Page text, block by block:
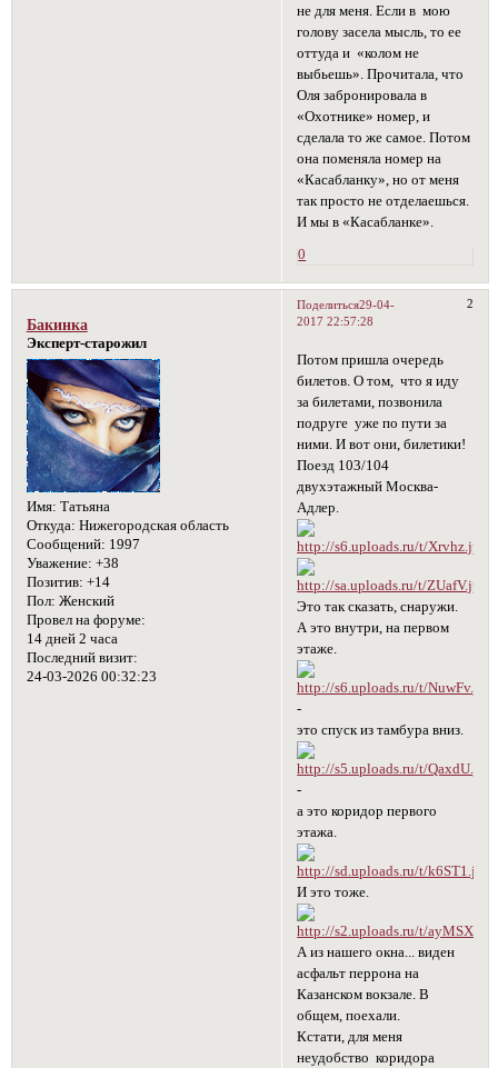
не для меня. Если в мою
голову засела мысль, то ее
оттуда и «колом не
выбьешь». Прочитала, что
Оля забронировала в
«Охотнике» номер, и
сделала то же самое. Потом
она поменяла номер на
«Касабланку», но от меня
так просто не отделаешься.
И мы в «Касабланке».
0
Поделиться 2
29-04-
2017 22:57:28
Бакинка
Эксперт-старожил
Имя: Татьяна
Откуда: Нижегородская область
Сообщений: 1997
Уважение: +38
Позитив: +14
Пол: Женский
Провел на форуме:
14 дней 2 часа
Последний визит:
24-03-2026 00:32:23
Потом пришла очередь
билетов. О том, что я иду
за билетами, позвонила
подруге уже по пути за
ними. И вот они, билетики!
Поезд 103/104
двухэтажный Москва-
Адлер.
Это так сказать, снаружи.
А это внутри, на первом
этаже.
-
это спуск из тамбура вниз.
-
а это коридор первого
этажа.
И это тоже.
А из нашего окна... виден
асфальт перрона на
Казанском вокзале. В
общем, поехали.
Кстати, для меня
неудобство коридора